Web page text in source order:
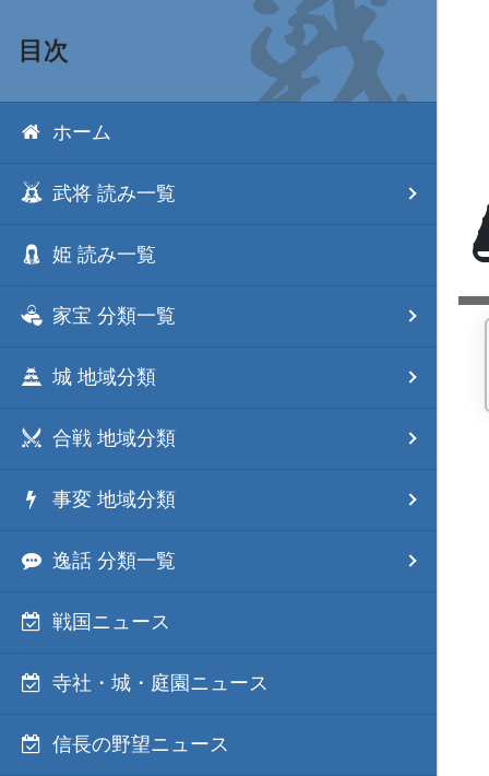
目次
ホーム
武将 読み一覧
姫 読み一覧
家宝 分類一覧
城 地域分類
合戦 地域分類
事変 地域分類
逸話 分類一覧
戦国ニュース
寺社・城・庭園ニュース
信長の野望ニュース